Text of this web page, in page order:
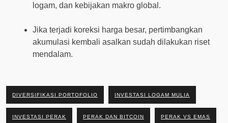
logam, dan kebijakan makro global.
Jika terjadi koreksi harga besar, pertimbangkan
akumulasi kembali asalkan sudah dilakukan riset
mendalam.
DIVERSIFIKASI PORTOFOLIO INVESTASI LOGAM MULIA
INVESTASI PERAK PERAK DAN BITCOIN PERAK VS EMAS